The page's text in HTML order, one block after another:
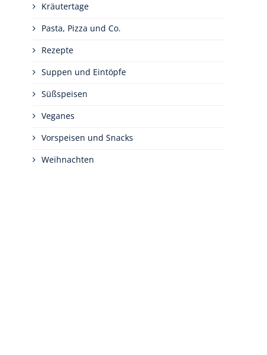
Kräutertage
Pasta, Pizza und Co.
Rezepte
Suppen und Eintöpfe
Süßspeisen
Veganes
Vorspeisen und Snacks
Weihnachten